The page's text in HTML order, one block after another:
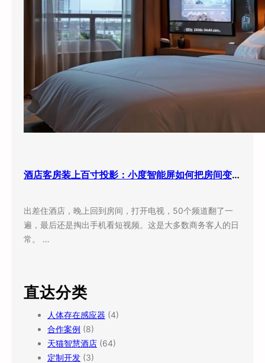
酒店客房装上百寸投影：小度智能屏如何把房间变成”第三空间”
出差住酒店，晚上回到房间，打开电视，50个频道翻了一
遍，最后还是掏出手机看短视频。这是大多数商务客人的日
常。 …
直达分类
人体存在感应器 (4)
合作案例 (8)
天猫智慧酒店 (64)
定制开发 (3)